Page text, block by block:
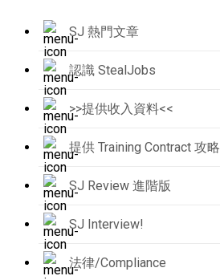
SJ 熱門文章
認識 StealJobs
>>提供收入資料<<
提供 Training Contract 攻略
SJ Review 進階版
SJ Interview!
法律/Compliance